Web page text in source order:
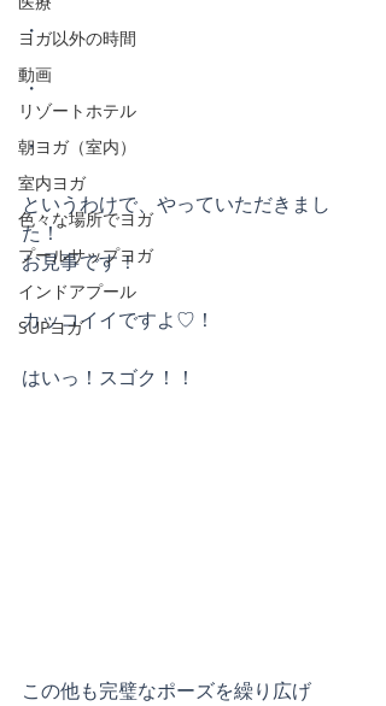
ヨガ以外の時間
動画
リゾートホテル
朝ヨガ（室内）
室内ヨガ
色々な場所でヨガ
プールサップヨガ
インドアプール
SUPヨガ
・
・
・
というわけで、やっていただきまし
た！
お見事です！
カッコイイですよ♡！
はいっ！スゴク！！
この他も完璧なポーズを繰り広げ